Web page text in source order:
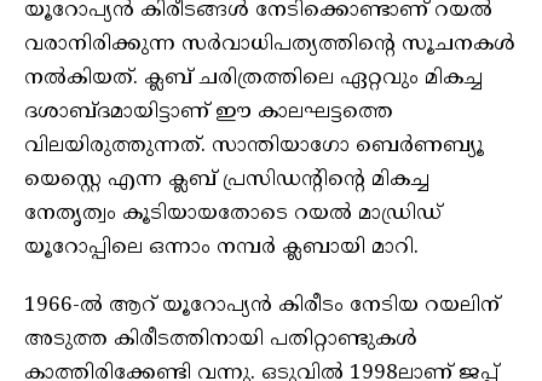
യൂറോപ്യന്‍ കിരീടങ്ങള്‍ നേടിക്കൊണ്ടാണ് റയല്‍
വരാനിരിക്കുന്ന സര്‍വാധിപത്യത്തിന്റെ സൂചനകള്‍
നല്‍കിയത്. ക്ലബ് ചരിത്രത്തിലെ ഏറ്റവും മികച്ച
ദശാബ്ദമായിട്ടാണ് ഈ കാലഘട്ടത്തെ
വിലയിരുത്തുന്നത്. സാന്തിയാഗോ ബെര്‍ണബ്യൂ
യെസ്റ്റെ എന്ന ക്ലബ് പ്രസിഡന്റിന്റെ മികച്ച
നേതൃത്വം കൂടിയായതോടെ റയല്‍ മാഡ്രിഡ്
യൂറോപ്പിലെ ഒന്നാം നമ്പര്‍ ക്ലബായി മാറി.
1966-ല്‍ ആറ് യൂറോപ്യന്‍ കിരീടം നേടിയ റയലിന്
അടുത്ത കിരീടത്തിനായി പതിറ്റാണ്ടുകള്‍
കാത്തിരിക്കേണ്ടി വന്നു. ഒടുവില്‍ 1998ലാണ് ജപ്പ്